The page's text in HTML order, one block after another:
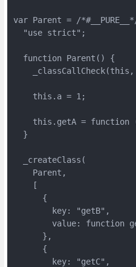
var Parent = /
  "use strict";
  function Parent() {
_classCallCheck(this,
    this.a = 1;
this.getA = function
  }
  _createClass(
    Parent,
    [
      {
        key: "getB",
value: function
      },
      {
        key: "getC",